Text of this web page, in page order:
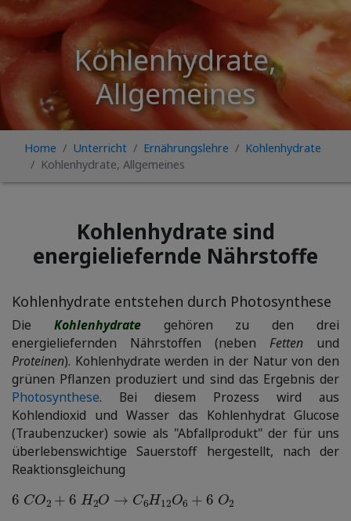
Kohlenhydrate,
Allgemeines
Home Unterricht Ernährungslehre
Kohlenhydrate
Kohlenhydrate, Allgemeines
Kohlenhydrate sind
energieliefernde Nährstoffe
Kohlenhydrate entstehen durch Photosynthese
Die Kohlenhydrategehören zu den drei
energieliefernden Nährstoffen (neben Fetten und
Proteinen). Kohlenhydrate werden in der Natur von den
grünen Pflanzen produziert und sind das Ergebnis der
Photosynthese. Bei diesem Prozess wird aus
Kohlendioxid und Wasser das Kohlenhydrat Glucose
(Traubenzucker) sowie als "Abfallprodukt" der für uns
überlebenswichtige Sauerstoff hergestellt, nach der
Reaktionsgleichung
6 CO2 H 2O → H12O 6+ O2